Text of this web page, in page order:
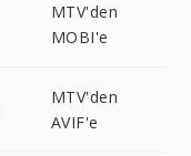
MTV'den
MOBI'e
MTV'den
AVIF'e